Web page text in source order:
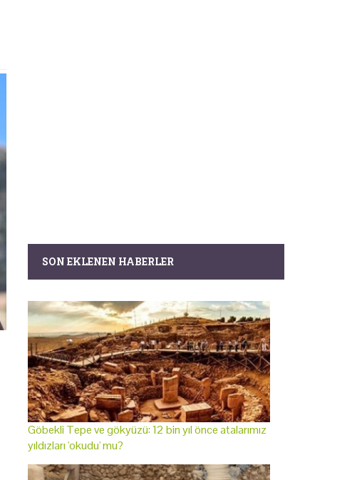
SON EKLENEN HABERLER
Göbekli Tepe ve gökyüzü: 12 bin yıl önce atalarımız
yıldızları 'okudu' mu?